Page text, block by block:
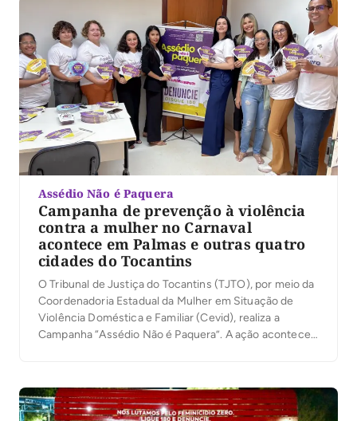
Assédio Não é Paquera
Campanha de prevenção à violência
contra a mulher no Carnaval
acontece em Palmas e outras quatro
cidades do Tocantins
O Tribunal de Justiça do Tocantins (TJTO), por meio da
Coordenadoria Estadual da Mulher em Situação de
Violência Doméstica e Familiar (Cevid), realiza a
Campanha “Assédio Não é Paquera”. A ação acontece
Xambioá. O objetivo da campanha […]